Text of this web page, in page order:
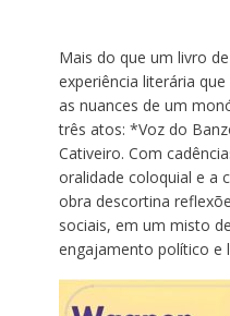
Mais do que um livro
experiência literária
as nuances de um
três atos: *Voz do
Cativeiro. Com
oralidade coloquial e a
obra descortina
sociais, em um misto
engajamento político e